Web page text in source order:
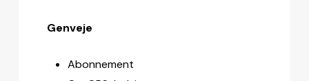
Genveje
Abonnement